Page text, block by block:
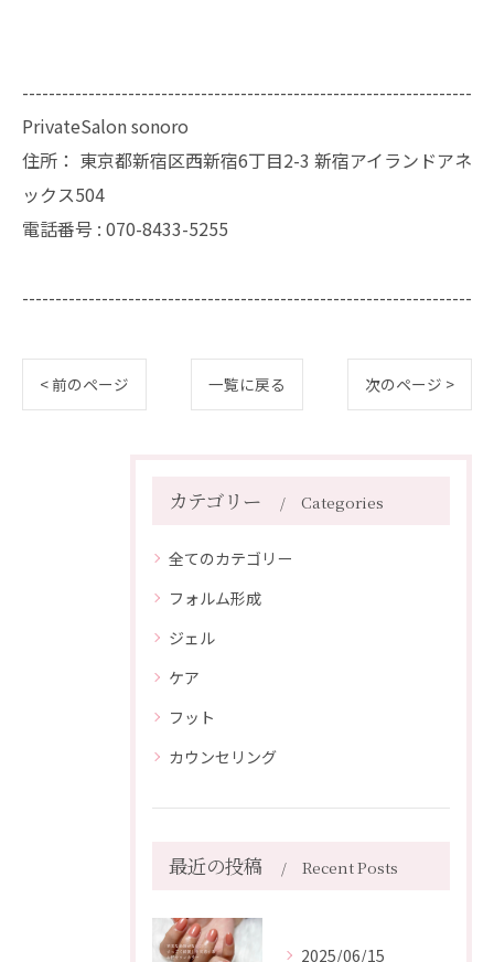
--------------------------------------------------------------------
PrivateSalon sonoro
住所： 東京都新宿区西新宿6丁目2-3 新宿アイランドアネ
ックス504
電話番号 : 070-8433-5255
--------------------------------------------------------------------
< 前のページ 一覧に戻る 次のページ >
カテゴリー Categories
全てのカテゴリー
フォルム形成
ジェル
ケア
フット
カウンセリング
最近の投稿 Recent Posts
2025/06/15